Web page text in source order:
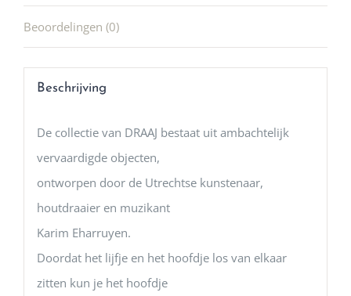
Beoordelingen (0)
Beschrijving
De collectie van DRAAJ bestaat uit ambachtelijk
vervaardigde objecten,
ontworpen door de Utrechtse kunstenaar,
houtdraaier en muzikant
Karim Eharruyen.
Doordat het lijfje en het hoofdje los van elkaar
zitten kun je het hoofdje